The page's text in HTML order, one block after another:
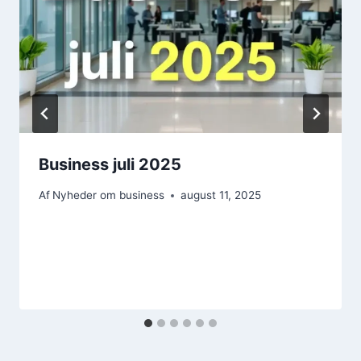
Business juli 2025
Af Nyheder om business august 11, 2025